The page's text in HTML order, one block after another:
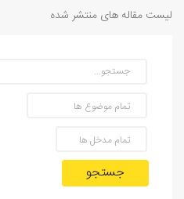
لیست مقاله های منتشر شده
جستجو